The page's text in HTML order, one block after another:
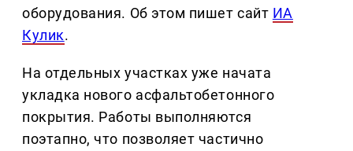
оборудования. Об этом пишет сайт ИА
Кулик.
На отдельных участках уже начата
укладка нового асфальтобетонного
покрытия. Работы выполняются
поэтапно, что позволяет частично